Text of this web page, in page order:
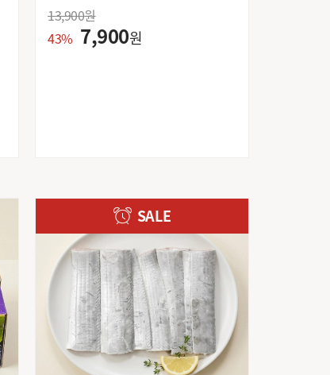
13,900원
43% 7,900원
SALE